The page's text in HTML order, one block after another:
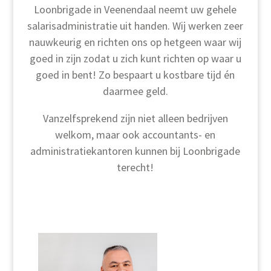
Loonbrigade in Veenendaal neemt uw gehele
salarisadministratie uit handen. Wij werken zeer
nauwkeurig en richten ons op hetgeen waar wij
goed in zijn zodat u zich kunt richten op waar u
goed in bent! Zo bespaart u kostbare tijd én
daarmee geld.
Vanzelfsprekend zijn niet alleen bedrijven
welkom, maar ook accountants- en
administratiekantoren kunnen bij Loonbrigade
terecht!